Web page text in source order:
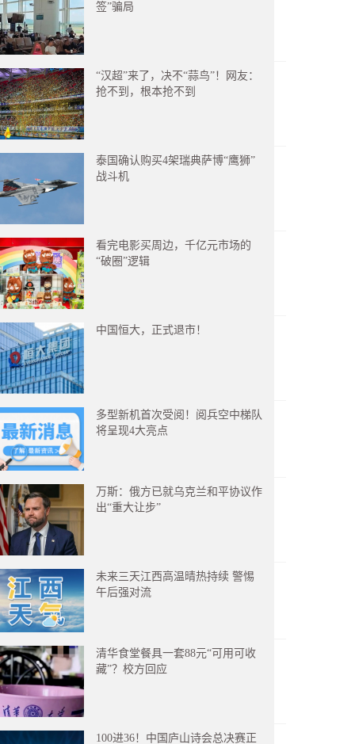
签”骗局
“汉超”来了，决不“蒜鸟”！网友：
抢不到，根本抢不到
泰国确认购买4架瑞典萨博“鹰狮”
战斗机
看完电影买周边，千亿元市场的
“破圈”逻辑
中国恒大，正式退市！
多型新机首次受阅！阅兵空中梯队
将呈现4大亮点
万斯：俄方已就乌克兰和平协议作
出“重大让步”
未来三天江西高温晴热持续 警惕
午后强对流
清华食堂餐具一套88元“可用可收
藏”？校方回应
100进36！中国庐山诗会总决赛正